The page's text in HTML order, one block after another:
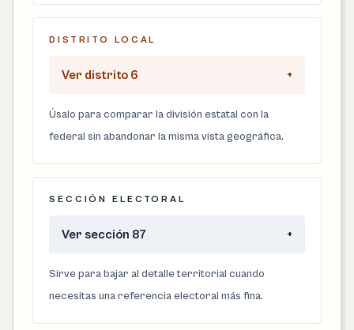
DISTRITO LOCAL
Ver distrito 6 +
Úsalo para comparar la división estatal con la
federal sin abandonar la misma vista geográfica.
SECCIÓN ELECTORAL
Ver sección 87 +
Sirve para bajar al detalle territorial cuando
necesitas una referencia electoral más fina.